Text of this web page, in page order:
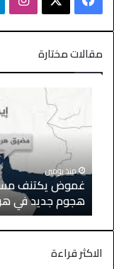
مقالات مختارة
منذ يومين
غموض يكتنف مسار
هجوم جديد في
الاكثر قراءة